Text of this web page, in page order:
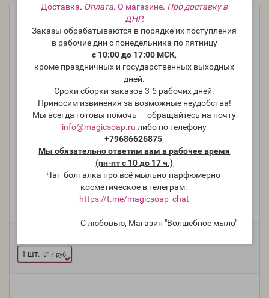
Доставка. Оплата.О магазине. Про доставку в
ДНР.
Заказы обрабатываются в порядке их поступления
в рабочие дни с понедельника по пятницу
с 10:00 до 17:00 МСК,
кроме праздничных и государственных выходных
дней.
Сроки сборки заказов 3-5 рабочих дней.
Приносим извинения за возможные неудобства!
Мы всегда готовы помочь — обращайтесь на почту
info@magicsoap.ru либо по телефону
+79686626875
Мы обязательно ответим вам в рабочее время
(пн-пт с 10 до 17 ч.)
Чат-болталка про всё мыльно-парфюмерно-
косметическое в телеграм:
https://t.me/magicsoap_chat
С любовью, Магазин "Волшебное мыло"
"Яйца", 28×17×1,5 см, 8 ячеек - форма для мыла и
1 шт. 317 руб.